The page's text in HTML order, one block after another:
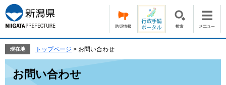
ー
ジ
の
頭
す。
ニ
ュ
ー
飛
現在地 トップページ > お問い合わせ
お問い合わせ